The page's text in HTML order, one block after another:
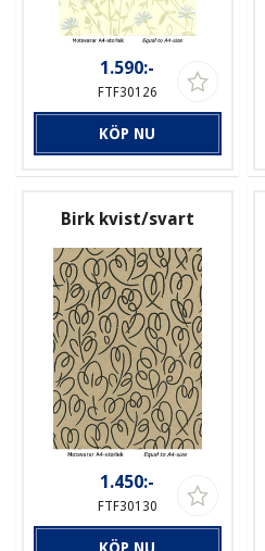
1.590:-
FTF30126
KÖP NU
Birk kvist/svart
1.450:-
FTF30130